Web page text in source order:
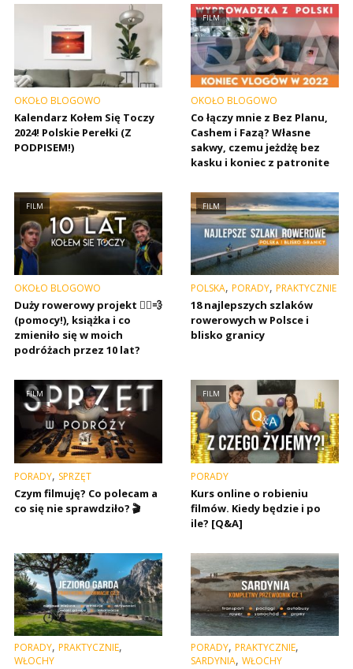
OKOŁO BLOGOWO
Kalendarz Kołem Się Toczy
2024! Polskie Perełki (Z
PODPISEM!)
FILM
OKOŁO BLOGOWO
Co łączy mnie z Bez Planu,
Cashem i Fazą? Własne
sakwy, czemu jeżdżę bez
kasku i koniec z patronite
FILM
OKOŁO BLOGOWO
Duży rowerowy projekt 🚴‍♂️💨
(pomocy!), książka i co
zmieniło się w moich
podróżach przez 10 lat?
FILM
POLSKA, PORADY, PRAKTYCZNIE
18 najlepszych szlaków
rowerowych w Polsce i
blisko granicy
FILM
PORADY, SPRZĘT
Czym filmuję? Co polecam a
co się nie sprawdziło? 🎬
FILM
PORADY
Kurs online o robieniu
filmów. Kiedy będzie i po
ile? [Q&A]
PORADY, PRAKTYCZNIE,
WŁOCHY
PORADY, PRAKTYCZNIE,
SARDYNIA, WŁOCHY